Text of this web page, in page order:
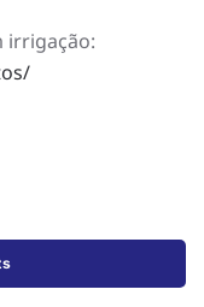
irrigação: